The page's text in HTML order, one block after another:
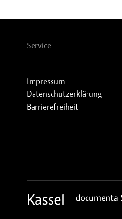
Service
Impressum
Datenschutzerklärung
Barrierefreiheit